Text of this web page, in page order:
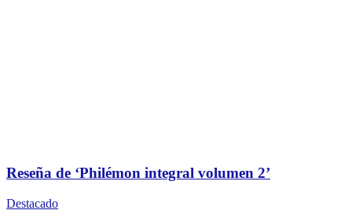
Reseña de ‘Philémon integral volumen 2’
Destacado